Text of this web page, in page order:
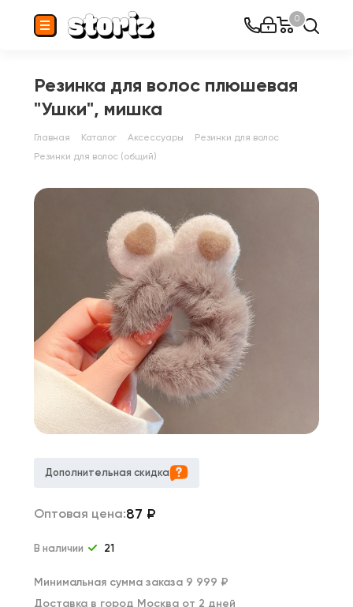
0
Резинка для волос плюшевая
"Ушки", мишка
Главная Каталог Аксессуары
Резинки для волос
Резинки для волос (общий)
Дополнительная скидка
Оптовая цена:87 ₽
В наличии 21
Минимальная сумма заказа 9 999 ₽
Доставка в город Москва от 2 дней